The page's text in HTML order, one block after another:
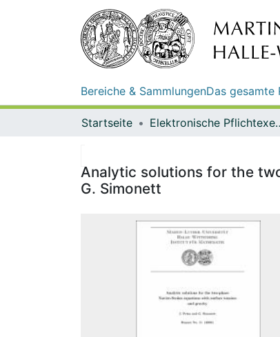
Bereiche & SammlungenDas gesamte
Startseite
Analytic solutions for the
G. Simonett